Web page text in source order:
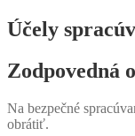
Účely
Zodpovedná
Na bezpečné
obrátiť.